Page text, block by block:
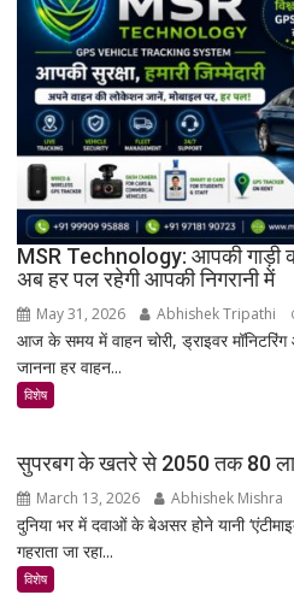
MSR Technology: आपकी गाड़ी की
अब हर पल रहेगी आपकी निगरानी में
May 31, 2026 Abhishek Tripathi
आज के समय में वाहन चोरी, ड्राइवर
जानना हर वाहन...
विशेष
सुपरबग के खतरे से 2050 तक 80
March 13, 2026 Abhishek Mishra
दुनिया भर में दवाओं के बेअसर होने यानी
गहराता जा रहा...
विशेष